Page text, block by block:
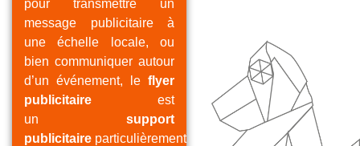
pour transmettre un
message publicitaire à
une échelle locale, ou
bien communiquer autour
d’un événement, leflyer
publicitaire est
unsupport
publicitaire particulièrement